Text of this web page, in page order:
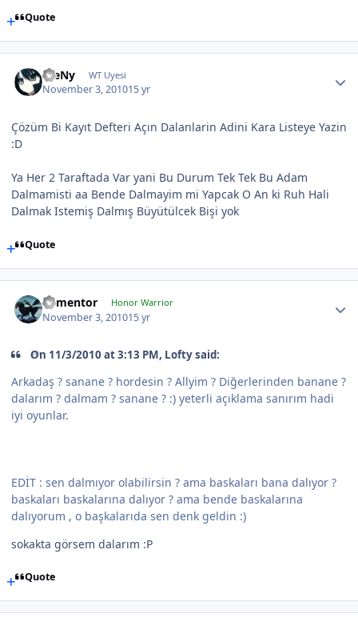
Quote
WeNy WT Uyesi
November 3, 201015 yr
Çözüm Bi Kayıt Defteri Açın Dalanlarin Adini Kara Listeye Yazin
:D
Ya Her 2 Taraftada Var yani Bu Durum Tek Tek Bu Adam
Dalmamisti aa Bende Dalmayim mi Yapcak O An ki Ruh Hali
Dalmak Istemiş Dalmış Büyütülcek Bişi yok
Quote
dementor Honor Warrior
November 3, 201015 yr
On 11/3/2010 at 3:13 PM, Lofty said:
Arkadaş ? sanane ? hordesin ? Allyim ? Diğerlerinden banane ?
dalarım ? dalmam ? sanane ? :) yeterli açıklama sanırım hadi
iyi oyunlar.
EDİT : sen dalmıyor olabilirsin ? ama baskaları bana dalıyor ?
baskaları baskalarına dalıyor ? ama bende baskalarına
dalıyorum , o başkalarıda sen denk geldin :)
sokakta görsem dalarım :P
Quote